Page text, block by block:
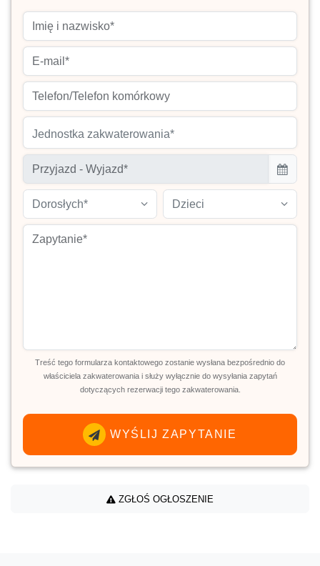
Jednostka zakwaterowania*
Dorosłych* Dzieci
Treść tego formularza kontaktowego zostanie wysłana bezpośrednio do
właściciela zakwaterowania i służy wyłącznie do wysyłania zapytań
dotyczących rezerwacji tego zakwaterowania.
WYŚLIJ ZAPYTANIE
ZGŁOŚ OGŁOSZENIE